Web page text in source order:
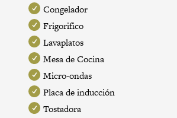
Congelador
Frigorifico
Lavaplatos
Mesa de Cocina
Micro-ondas
Placa de inducción
Tostadora